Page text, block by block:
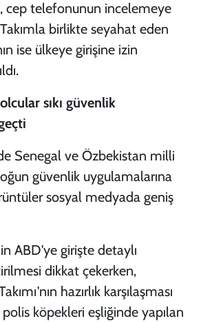
cep telefonunun incelemeye
Takımla birlikte seyahat eden
ise ülkeye girişine izin
sıkı güvenlik
Senegal ve Özbekistan milli
güvenlik uygulamalarına
sosyal medyada geniş
ABD'ye girişte detaylı
dikkat çekerken,
hazırlık karşılaşması
köpekleri eşliğinde yapılan